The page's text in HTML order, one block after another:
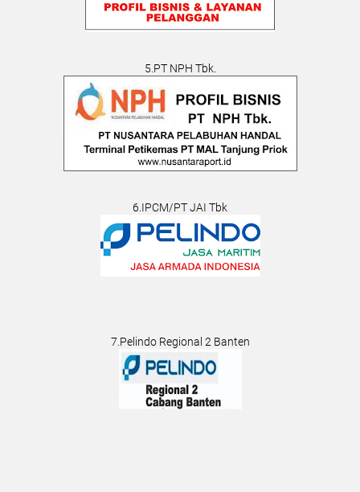
5.PT NPH Tbk.
6.IPCM/PT JAI Tbk
7.Pelindo Regional 2 Banten